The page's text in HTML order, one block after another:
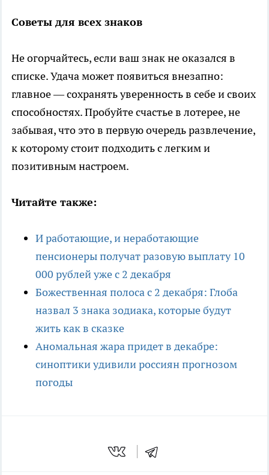
Советы для всех знаков
Не огорчайтесь, если ваш знак не оказался в
списке. Удача может появиться внезапно:
главное — сохранять уверенность в себе и своих
способностях. Пробуйте счастье в лотерее, не
забывая, что это в первую очередь развлечение,
к которому стоит подходить с легким и
позитивным настроем.
Читайте также:
И работающие, и неработающие
пенсионеры получат разовую выплату 10
000 рублей уже с 2 декабря
Божественная полоса с 2 декабря: Глоба
назвал 3 знака зодиака, которые будут
жить как в сказке
Аномальная жара придет в декабре:
синоптики удивили россиян прогнозом
погоды